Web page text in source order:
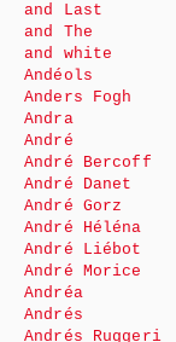
and Last
and The
and white
Andéols
Anders Fogh
Andra
André
André Bercoff
André Danet
André Gorz
André Héléna
André Liébot
André Morice
Andréa
Andrés
Andrés Ruggeri